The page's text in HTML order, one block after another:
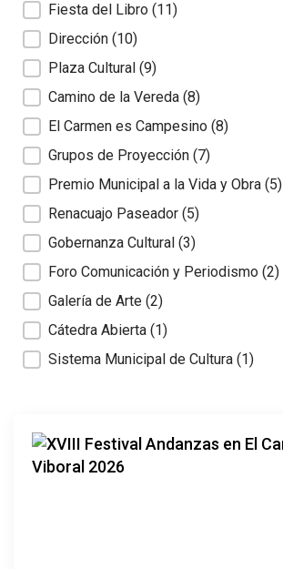
Fiesta del Libro (11)
Dirección (10)
Plaza Cultural (9)
Camino de la Vereda (8)
El Carmen es Campesino (8)
Grupos de Proyección (7)
Premio Municipal a la Vida y Obra (5)
Renacuajo Paseador (5)
Gobernanza Cultural (3)
Foro Comunicación y Periodismo (2)
Galería de Arte (2)
Cátedra Abierta (1)
Sistema Municipal de Cultura (1)